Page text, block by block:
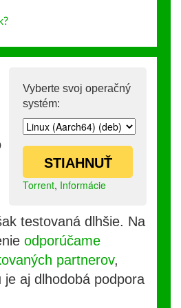
Vyberte svoj operačný
systém:
STIAHNUŤ
Torrent, Informácie
testovaná dlhšie. Na
odporúčame
partnerov,
je aj dlhodobá podpora